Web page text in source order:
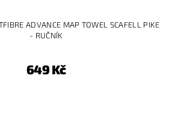
ADVANCE MAP TOWEL SCAFELL PIKE
- RUČNÍK
649 Kč